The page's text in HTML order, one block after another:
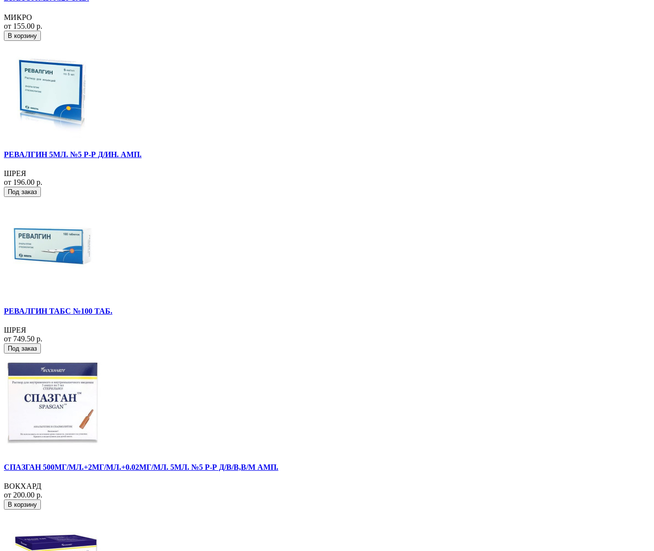
МИКРО
от 155.00 р.
В корзину
РЕВАЛГИН 5МЛ. №5 Р-Р Д/ИН. АМП.
ШРЕЯ
от 196.00 р.
Под заказ
РЕВАЛГИН ТАБС №100 ТАБ.
ШРЕЯ
от 749.50 р.
Под заказ
СПАЗГАН 500МГ/МЛ.+2МГ/МЛ.+0.02МГ/МЛ. 5МЛ. №5 Р-Р Д/В/В,В/М АМП.
ВОКХАРД
от 200.00 р.
В корзину